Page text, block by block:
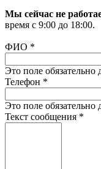
Мы сейчас не
время с 9:00 до 18:00.
ФИО *
Это поле обязательно
Телефон *
Это поле обязательно
Текст сообщения *